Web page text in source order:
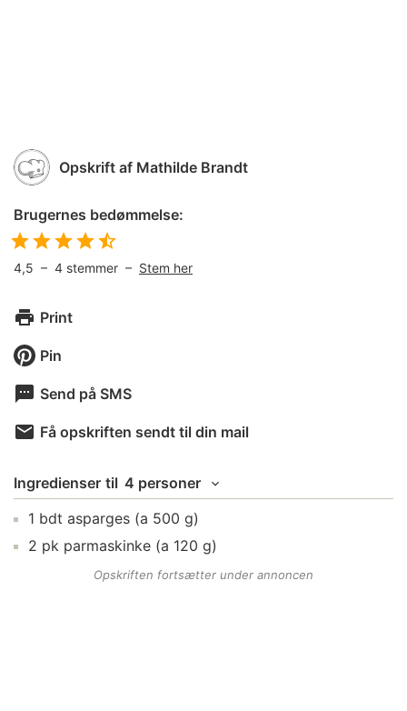
Opskrift af Mathilde Brandt
Brugernes bedømmelse:
4,5 – 4 stemmer – Stem her
Print
Pin
Send på SMS
Få opskriften sendt til din mail
Ingredienser til 4 personer
1 bdt asparges (a 500 g)
2 pk parmaskinke (a 120 g)
Opskriften fortsætter under annoncen